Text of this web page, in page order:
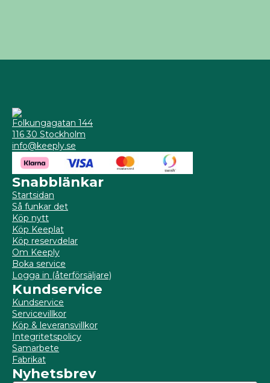
Folkungagatan 144
116 30 Stockholm
info@keeply.se
Snabblänkar
Startsidan
Så funkar det
Köp nytt
Köp Keeplat
Köp reservdelar
Om Keeply
Boka service
Logga in (återförsäljare)
Kundservice
Kundservice
Servicevillkor
Köp & leveransvillkor
Integritetspolicy
Samarbete
Fabrikat
Nyhetsbrev